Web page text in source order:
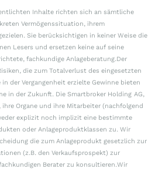
Inhalte richten sich an sämtliche
Vermögenssituation, ihrem
Sie berücksichtigen in keiner Weise die
Lesers und ersetzen keine auf seine
fachkundige Anlageberatung.Der
die zum Totalverlust des eingesetzten
der Vergangenheit erzielte Gewinne bieten
in der Zukunft. Die Smartbroker Holding AG,
Organe und ihre Mitarbeiter (nachfolgend
explizit noch implizit eine bestimmte
oder Anlageproduktklassen zu. Wir
die zum Anlageprodukt gesetzlich zur
(z.B. den Verkaufsprospekt) zur
Berater zu konsultieren.Wir